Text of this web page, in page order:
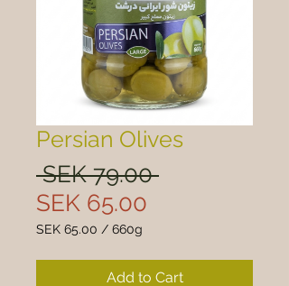
Persian Olives
SEK 79.00 Regular
SEK 65.00
SEK 65.00 / 660g
per
Add to Cart